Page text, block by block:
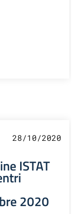
28/10/2020
ISTAT
2020